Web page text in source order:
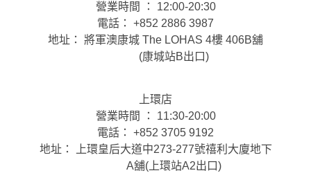
營業時間 ： 12:00-20:30
電話： +852 2886 3987
地址： 將軍澳康城 The LOHAS 4樓 406B舖
(康城站B出口)
上環店
營業時間 ： 11:30-20:00
電話： +852 3705 9192
地址： 上環皇后大道中273-277號禧利大廈地下
A舖(上環站A2出口)